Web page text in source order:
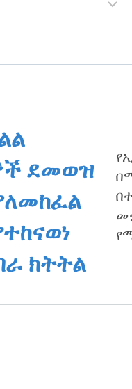
ደመወዝ
ክትትል